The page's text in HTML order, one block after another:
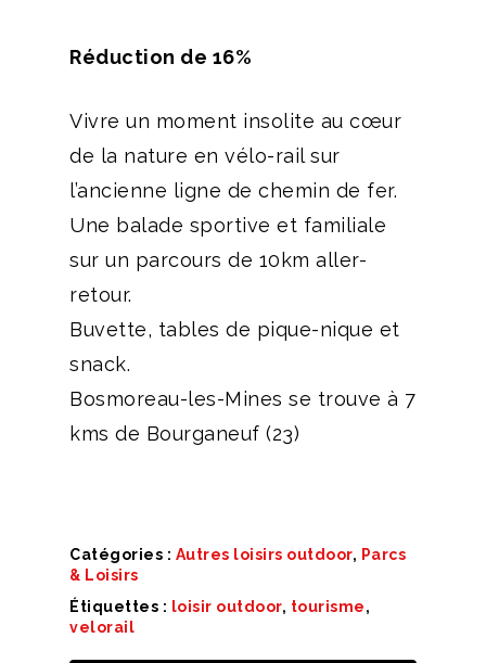
Réduction de 16%
Vivre un moment insolite au cœur
de la nature en vélo-rail sur
l’ancienne ligne de chemin de fer.
Une balade sportive et familiale
sur un parcours de 10km aller-
retour.
Buvette, tables de pique-nique et
snack.
Bosmoreau-les-Mines se trouve à 7
kms de Bourganeuf (23)
Catégories : Autres loisirs outdoor, Parcs
& Loisirs
Étiquettes : loisir outdoor, tourisme,
velorail